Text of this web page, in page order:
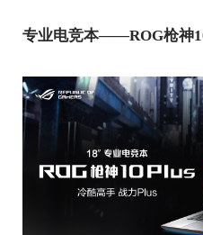
专业电竞本——ROG枪神